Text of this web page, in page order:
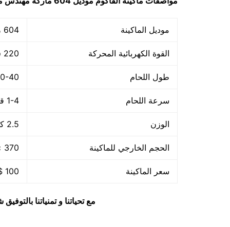
موديل الماكينة 604 ماركة مهندس منسي
القوة الكهربائية المحركة 220 فولت – 50هرتز
طول اللحام 30-40
سرعة اللحام 1-4 قطعة/الدقيقة
الوزن 2.5 كجم
الحجم الخارجي للماكينة 370 × 140 × 73 مم
سعر الماكينة 100 $ او ما يعادله بالجنيه المصرى
مع تحياتنا و تمنياتنا